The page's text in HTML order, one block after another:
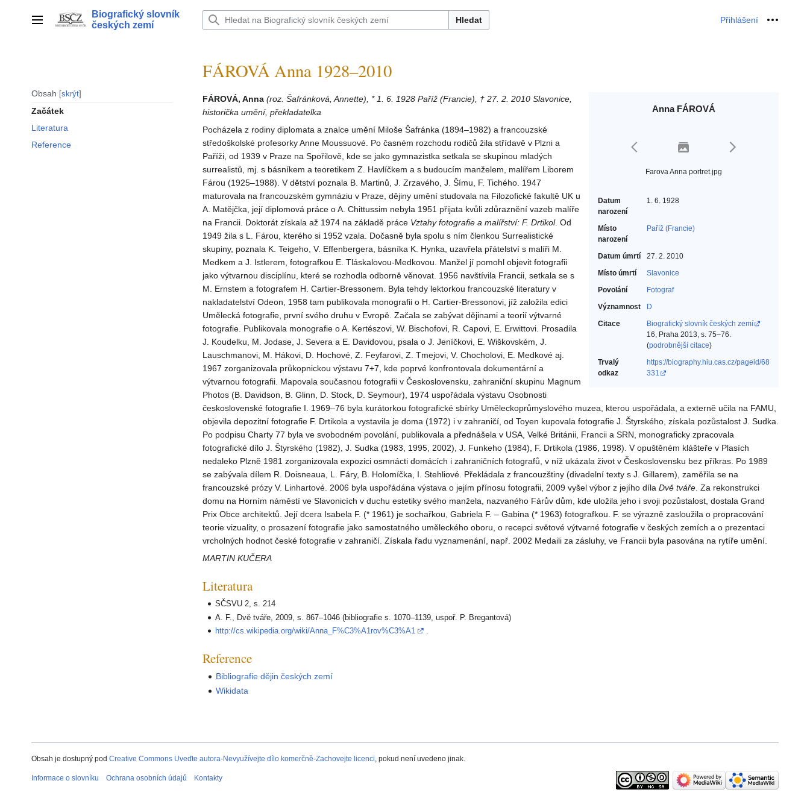
Hlavní menu
Biografický slovník
českých zemí
Hledat Přihlášení Osobní
Obsah skrýt
Začátek
Literatura
Reference
FÁROVÁ Anna 1928–2010
Anna FÁROVÁ
Farova Anna portret.jpg
Datum
narození
1. 6. 1928
Místo
narození
Paříž (Francie)
Datum úmrtí
27. 2. 2010
Místo úmrtí
Slavonice
Povolání
Fotograf‎
Významnost
D
Citace
Biografický slovník českých zemí
16, Praha 2013, s. 75–76.
(podrobnější citace)
Trvalý
odkaz
https://biography.hiu.cas.cz/pageid/68
331
FÁROVÁ, Anna (roz. Šafránková, Annette), * 1. 6. 1928 Paříž (Francie), † 27. 2. 2010 Slavonice,
historička umění, překladatelka
Pocházela z rodiny diplomata a znalce umění Miloše Šafránka (1894–1982) a francouzské
středoškolské profesorky Anne Moussuové. Po časném rozchodu rodičů žila střídavě v Plzni a
Paříži, od 1939 v Praze na Spořilově, kde se jako gymnazistka setkala se skupinou mladých
surrealistů, mj. s básníkem a teoretikem Z. Havlíčkem a s budoucím manželem, malířem Liborem
Fárou (1925–1988). V dětství poznala B. Martinů, J. Zrzavého, J. Šímu, F. Tichého. 1947
maturovala na francouzském gymnáziu v Praze, dějiny umění studovala na Filozofické fakultě UK u
A. Matějčka, její diplomová práce o A. Chittussim nebyla 1951 přijata kvůli zdůraznění vazeb malíře
na Francii. Doktorát získala až 1974 na základě práce Vztahy fotografie a malířství: F. Drtikol. Od
1949 žila s L. Fárou, kterého si 1952 vzala. Dočasně byla spolu s ním členkou Surrealistické
skupiny, poznala K. Teigeho, V. Effenbergera, básníka K. Hynka, uzavřela přátelství s malíři M.
Medkem a J. Istlerem, fotografkou E. Tláskalovou-Medkovou. Manžel jí pomohl objevit fotografii
jako výtvarnou disciplínu, které se rozhodla odborně věnovat. 1956 navštívila Francii, setkala se s
M. Ernstem a fotografem H. Cartier-Bressonem. Byla tehdy lektorkou francouzské literatury v
nakladatelství Odeon, 1958 tam publikovala monografii o H. Cartier-Bressonovi, jíž založila edici
Umělecká fotografie, první svého druhu v Evropě. Začala se zabývat dějinami a teorií výtvarné
fotografie. Publikovala monografie o A. Kertészovi, W. Bischofovi, R. Capovi, E. Erwittovi. Prosadila
J. Koudelku, M. Jodase, J. Severa a E. Davidovou, psala o J. Jeníčkovi, E. Wiškovském, J.
Lauschmanovi, M. Hákovi, D. Hochové, Z. Feyfarovi, Z. Tmejovi, V. Chocholovi, E. Medkové aj.
1967 zorganizovala průkopnickou výstavu 7+7, kde poprvé konfrontovala dokumentární a
výtvarnou fotografii. Mapovala současnou fotografii v Československu, zahraniční skupinu Magnum
Photos (B. Davidson, B. Glinn, D. Stock, D. Seymour), 1974 uspořádala výstavu Osobnosti
československé fotografie I. 1969–76 byla kurátorkou fotografické sbírky Uměleckoprůmyslového muzea, kterou uspořádala, a externě učila na FAMU,
objevila depozitní fotografie F. Drtikola a vystavila je doma (1972) i v zahraničí, od Toyen kupovala fotografie J. Štyrského, získala pozůstalost J. Sudka.
Po podpisu Charty 77 byla ve svobodném povolání, publikovala a přednášela v USA, Velké Británii, Francii a SRN, monograficky zpracovala
fotografické dílo J. Štyrského (1982), J. Sudka (1983, 1995, 2002), J. Funkeho (1984), F. Drtikola (1986, 1998). V opuštěném klášteře v Plasích
nedaleko Plzně 1981 zorganizovala expozici osmnácti domácích i zahraničních fotografů, v níž ukázala život v Československu bez příkras. Po 1989
se zabývala dílem R. Doisneaua, L. Fáry, B. Holomíčka, I. Stehliové. Překládala z francouzštiny (divadelní texty s J. Gillarem), zaměřila se na
francouzské prózy V. Linhartové. 2006 byla uspořádána výstava o jejím přínosu fotografii, 2009 vyšel výbor z jejího díla Dvě tváře . Za rekonstrukci
domu na Horním náměstí ve Slavonicích v duchu estetiky svého manžela, nazvaného Fárův dům, kde uložila jeho i svoji pozůstalost, dostala Grand
Prix Obce architektů. Její dcera Isabela F. (* 1961) je sochařkou, Gabriela F. – Gabina (* 1963) fotografkou. F. se výrazně zasloužila o propracování
teorie vizuality, o prosazení fotografie jako samostatného uměleckého oboru, o recepci světové výtvarné fotografie v českých zemích a o prezentaci
vrcholných hodnot české fotografie v zahraničí. Získala řadu vyznamenání, např. 2002 Medaili za zásluhy, ve Francii byla pasována na rytíře umění.
MARTIN KUČERA
Literatura
SČSVU 2, s. 214
A. F., Dvě tváře, 2009, s. 867–1046 (bibliografie s. 1070–1139, uspoř. P. Bregantová)
http://cs.wikipedia.org/wiki/Anna_F%C3%A1rov%C3%A1
.
Reference
Bibliografie dějin českých zemí
Wikidata
Obsah je dostupný pod Creative Commons Uveďte autora-Nevyužívejte dílo komerčně-Zachovejte licenci, pokud není uvedeno jinak.
Informace o slovníku Ochrana osobních údajů Kontakty